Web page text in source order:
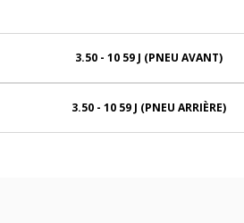
3.50 - 10 59 J (PNEU AVANT)
3.50 - 10 59 J (PNEU ARRIÈRE)